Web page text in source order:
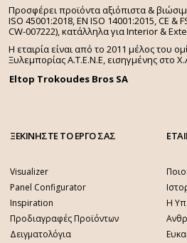
Προσφέρει προϊόντα αξιόπιστα &
ISO 45001:2018, EN ISO 14001:2015,CE &
CW-007222), κατάλληλα για Interior &
Η εταιρία είναι από το 2011 μέλος του
Ξυλεμπορίας Α.Τ.Ε.Ν.Ε, εισηγμένης στο
Eltop Trokoudes Bros SA
ΞΕΚΙΝΗΣΤΕ ΤΟ ΕΡΓΟ ΣΑΣ
Visualizer
Panel Configurator
Inspiration
Προδιαγραφές Προϊόντων
Δειγματολόγια
Η